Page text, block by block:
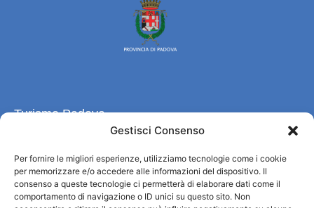
Gestisci Consenso
Per fornire le migliori esperienze, utilizziamo tecnologie come i cookie
per memorizzare e/o accedere alle informazioni del dispositivo. Il
consenso a queste tecnologie ci permetterà di elaborare dati come il
comportamento di navigazione o ID unici su questo sito. Non
Turismo Padova
INFORMACIÓN TURÍSTICA / IAT
Política de privacidad
Cookie Policy (UE)